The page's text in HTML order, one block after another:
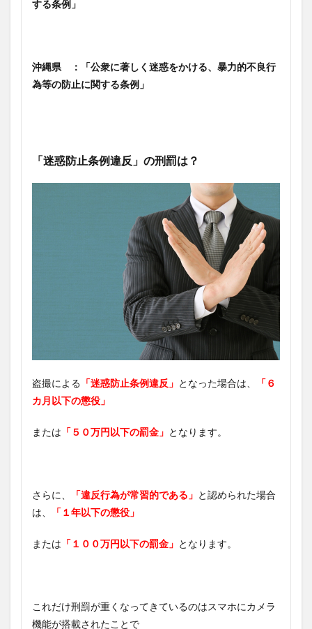
する条例」
沖縄県 ：「公衆に著しく迷惑をかける、暴力的不良行
為等の防止に関する条例」
「迷惑防止条例違反」の刑罰は？
盗撮による 「迷惑防止条例違反」 となった場合は、
「６
カ月以下の懲役」
または 「５０万円以下の罰金」 となります。
さらに、 「違反行為が常習的である」 と認められた場合
は、
「１年以下の懲役」
または 「１００万円以下の罰金」 となります。
これだけ刑罰が重くなってきているのはスマホにカメラ
機能が搭載されたことで